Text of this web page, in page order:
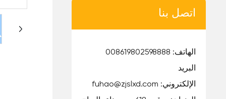
اتصل بنا
الهاتف: 008619802598888
البريد
الإلكتروني: fuhao@zjslxd.com